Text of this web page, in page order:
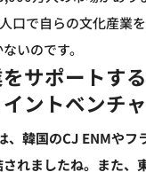
口で自らの文化産業
いのです。
サポートす
ントベンチ
韓国のCJ ENMやフ
れましたね。また、